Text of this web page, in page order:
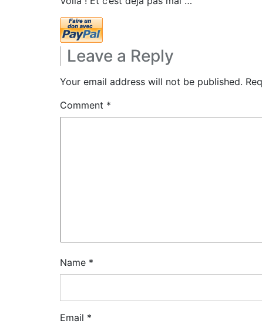
Leave a Reply
Your email address will not be published.
Comment *
Name *
Email *